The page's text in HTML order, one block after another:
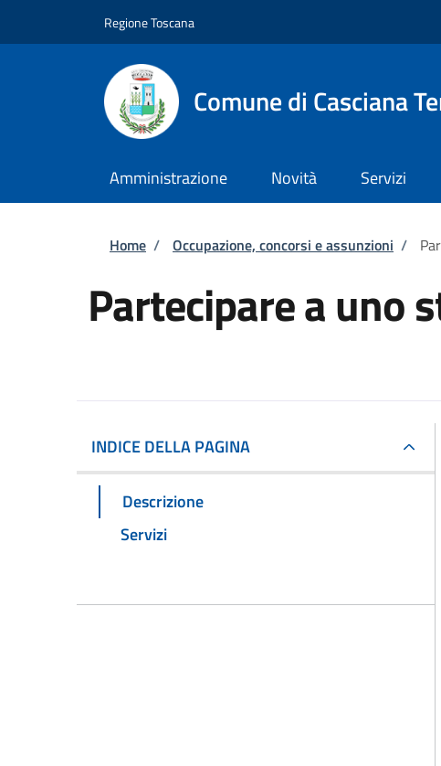
Regione Toscana
Comune di Casciana
Amministrazione Novità Servizi
Briciole di pane
Home / Occupazione, concorsi e assunzioni /
Partecipare a uno
INDICE DELLA PAGINA
Descrizione
Servizi